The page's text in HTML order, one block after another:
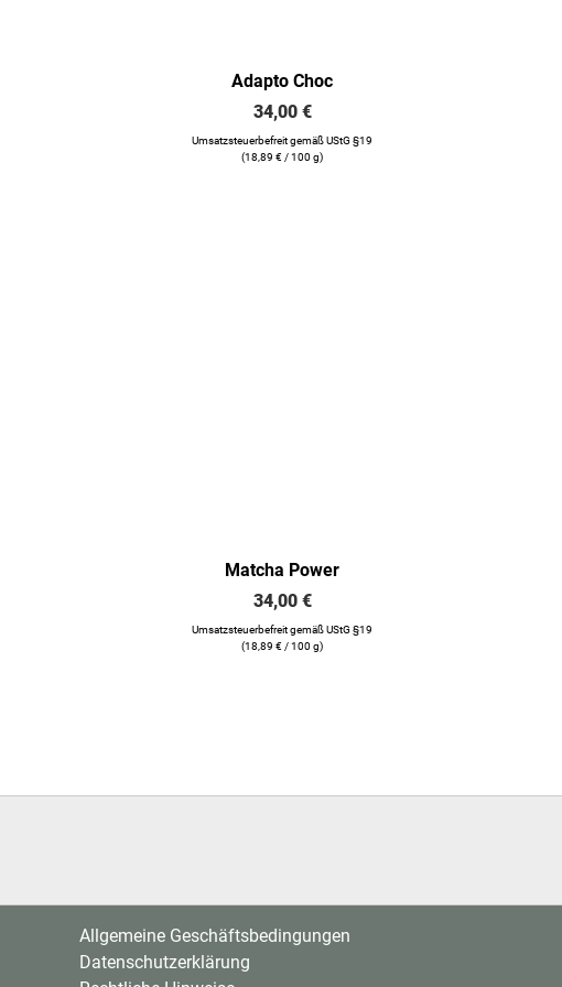
Adapto Choc
34,00 €
Umsatzsteuerbefreit gemäß UStG §19
(18,89€ / 100 g)
Matcha Power
34,00 €
Umsatzsteuerbefreit gemäß UStG §19
(18,89€ / 100 g)
Allgemeine Geschäftsbedingungen
Datenschutzerklärung